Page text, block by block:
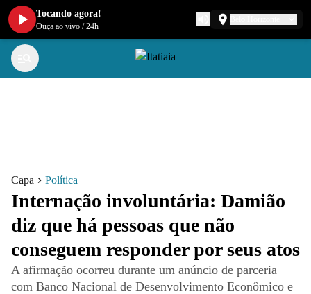
Capa Política
Internação involuntária: Damião
diz que há pessoas que não
conseguem responder por seus atos
A afirmação ocorreu durante um anúncio de parceria
com Banco Nacional de Desenvolvimento Econômico e
Tocando agora!
Ouça ao vivo /24h